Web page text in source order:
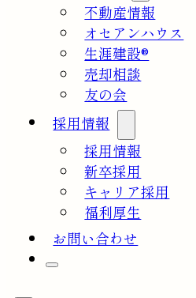
不動産情報
オセアンハウス
生涯建設®
売却相談
友の会
採用情報
採用情報
新卒採用
キャリア採用
福利厚生
お問い合わせ